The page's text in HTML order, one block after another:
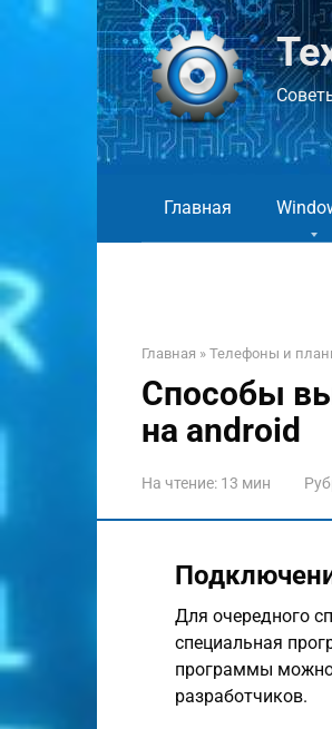
Перейти
Главная
Главная » Телефоны и
Способы
на android
На чтение: 13 мин
Для очередного
специальная
программы можно
разработчиков.